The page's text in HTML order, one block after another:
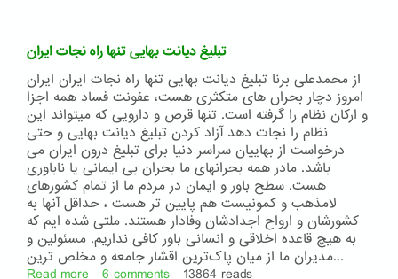
نبوغ
تبلیغ دیانت بهایی تنها راه نجات ایران
از محمدعلی برنا تبلیغ دیانت بهایی تنها راه نجات ایران ایران
امروز دچار بحران های متکثری هست، عفونت فساد همه اجزا
و ارکان نظام را گرفته است. تنها قرص و دارویی که میتواند این
نظام را نجات دهد آزاد کردن تبلیغ دیانت بهایی و حتی
درخواست از بهاییان سراسر دنیا برای تبلیغ درون ایران می
باشد. مادر همه بحرانهای ما بحران بی ایمانی یا ناباوری
هست. سطح باور و ایمان در مردم ما از تمام کشورهای
لامذهب و کمونیست هم پایین تر هست ، حداقل آنها به
کشورشان و ارواح اجدادشان وفادار هستند. ملتی شده ایم که
به هیچ قاعده اخلاقی و انسانی باور کافی نداریم. مسئولین و
مدیران ما از میان پاک‌ترین اقشار جامعه و مخلص ترین...
Read more about
6 comments 13864 reads